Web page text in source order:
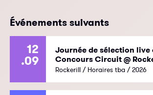
Événements suivants
12
.09
Journée de sélection live
Concours Circuit @
Rockerill / Horaires tba / 2026